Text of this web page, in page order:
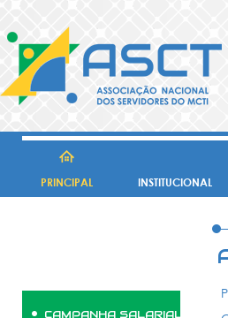
PRINCIPAL INSTITUCIONAL
CAMPANHA SALARIAL